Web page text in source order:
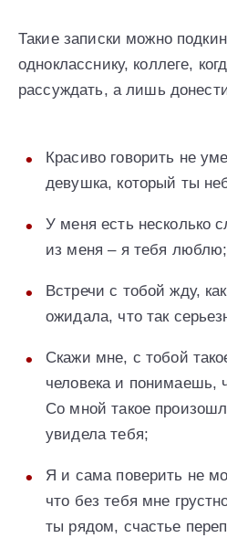
Такие записки можно
однокласснику, коллеге,
рассуждать, а лишь
Красиво говорить не
девушка, который ты
У меня есть несколько
из меня – я тебя люблю;
Встречи с тобой жду,
ожидала, что так
Скажи мне, с тобой
человека и понимаешь,
Со мной такое
увидела тебя;
Я и сама поверить не
что без тебя мне
ты рядом, счастье